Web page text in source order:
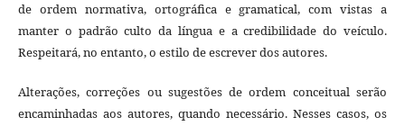
de ordem normativa, ortográfica e gramatical, com vistas a
manter o padrão culto da língua e a credibilidade do veículo.
Respeitará, no entanto, o estilo de escrever dos autores.
Alterações, correções ou sugestões de ordem conceitual serão
encaminhadas aos autores, quando necessário. Nesses casos, os